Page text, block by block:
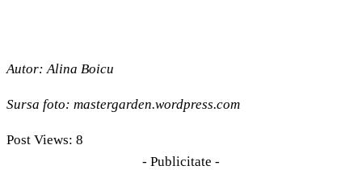
Autor: Alina Boicu
Sursa foto: mastergarden.wordpress.com
Post Views: 8
- Publicitate -